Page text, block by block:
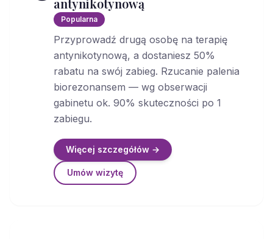
antynikotynową
Popularna
Przyprowadź drugą osobę na terapię
antynikotynową, a dostaniesz 50%
rabatu na swój zabieg. Rzucanie palenia
biorezonansem — wg obserwacji
gabinetu ok. 90% skuteczności po 1
zabiegu.
Więcej szczegółów →
Umów wizytę